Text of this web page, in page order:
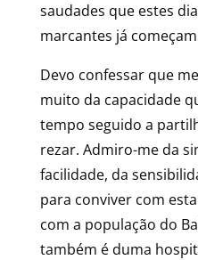
saudades que estes
marcantes já
Devo confessar que
muito da capacidade
tempo seguido a
rezar. Admiro-me da
facilidade, da
para conviver com
com a população do
também é duma